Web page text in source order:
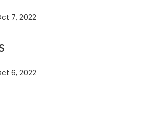
7, 2022
6, 2022